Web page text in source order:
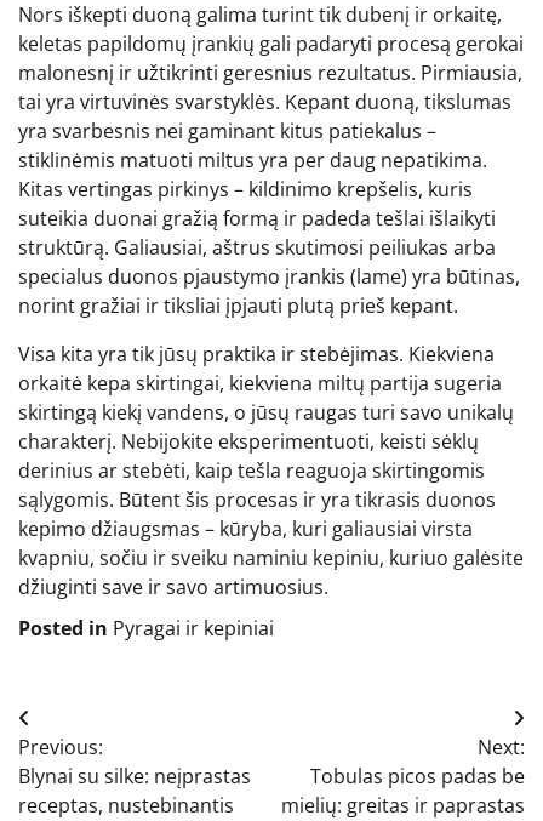
Nors iškepti duoną galima turint tik dubenį ir orkaitę,
keletas papildomų įrankių gali padaryti procesą gerokai
malonesnį ir užtikrinti geresnius rezultatus. Pirmiausia,
tai yra virtuvinės svarstyklės. Kepant duoną, tikslumas
yra svarbesnis nei gaminant kitus patiekalus –
stiklinėmis matuoti miltus yra per daug nepatikima.
Kitas vertingas pirkinys – kildinimo krepšelis, kuris
suteikia duonai gražią formą ir padeda tešlai išlaikyti
struktūrą. Galiausiai, aštrus skutimosi peiliukas arba
specialus duonos pjaustymo įrankis (lame) yra būtinas,
norint gražiai ir tiksliai įpjauti plutą prieš kepant.
Visa kita yra tik jūsų praktika ir stebėjimas. Kiekviena
orkaitė kepa skirtingai, kiekviena miltų partija sugeria
skirtingą kiekį vandens, o jūsų raugas turi savo unikalų
charakterį. Nebijokite eksperimentuoti, keisti sėklų
derinius ar stebėti, kaip tešla reaguoja skirtingomis
sąlygomis. Būtent šis procesas ir yra tikrasis duonos
kepimo džiaugsmas – kūryba, kuri galiausiai virsta
kvapniu, sočiu ir sveiku naminiu kepiniu, kuriuo galėsite
džiuginti save ir savo artimuosius.
Posted in Pyragai ir kepiniai
Navigacija
tarp
įrašų
Previous:
Blynai su silke: neįprastas
receptas, nustebinantis
Next:
Tobulas picos padas be
mielių: greitas ir paprastas